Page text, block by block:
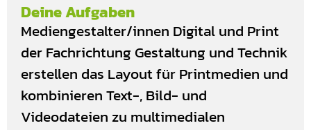
Deine Aufgaben
Mediengestalter/innen Digital und Print
der Fachrichtung Gestaltung und Technik
erstellen das Layout für Printmedien und
kombinieren Text-, Bild- und
Videodateien zu multimedialen